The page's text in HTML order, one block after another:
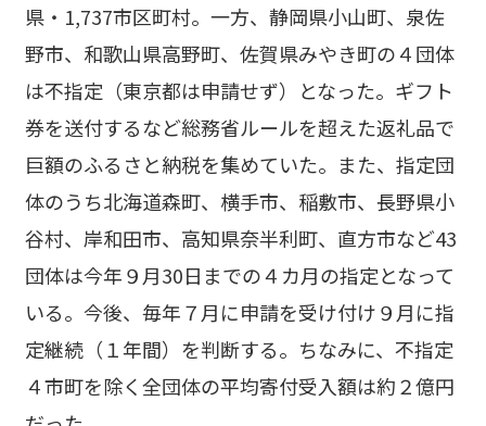
県・1,737市区町村。一方、静岡県小山町、泉佐
野市、和歌山県高野町、佐賀県みやき町の４団体
は不指定（東京都は申請せず）となった。ギフト
券を送付するなど総務省ルールを超えた返礼品で
巨額のふるさと納税を集めていた。また、指定団
体のうち北海道森町、横手市、稲敷市、長野県小
谷村、岸和田市、高知県奈半利町、直方市など43
団体は今年９月30日までの４カ月の指定となって
いる。今後、毎年７月に申請を受け付け９月に指
定継続（１年間）を判断する。ちなみに、不指定
４市町を除く全団体の平均寄付受入額は約２億円